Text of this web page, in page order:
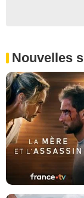
Nouvelles